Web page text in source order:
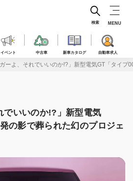
イベント 中古車 新車カタログ 自動車求人
検索 MENU
ガーよ、それでいいのか!?」新型電気GT「タイ
でいいのか!?」新型電気
の影で葬られた幻のプロジェ